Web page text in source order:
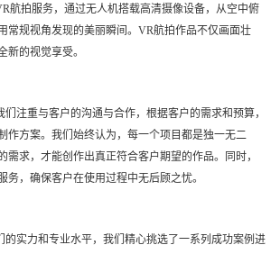
拍服务，通过无人机搭载高清摄像设备，从空中俯
常规视角发现的美丽瞬间。VR航拍作品不仅画面壮
新的视觉享受。
注重与客户的沟通与合作，根据客户的需求和预算，
作方案。我们始终认为，每一个项目都是独一无二
需求，才能创作出真正符合客户期望的作品。同时，
务，确保客户在使用过程中无后顾之忧。
实力和专业水平，我们精心挑选了一系列成功案例进